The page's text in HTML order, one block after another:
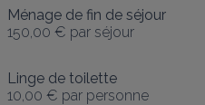
Ménage de fin de séjour
150,00 € par séjour
Linge de toilette
10,00 € par personne